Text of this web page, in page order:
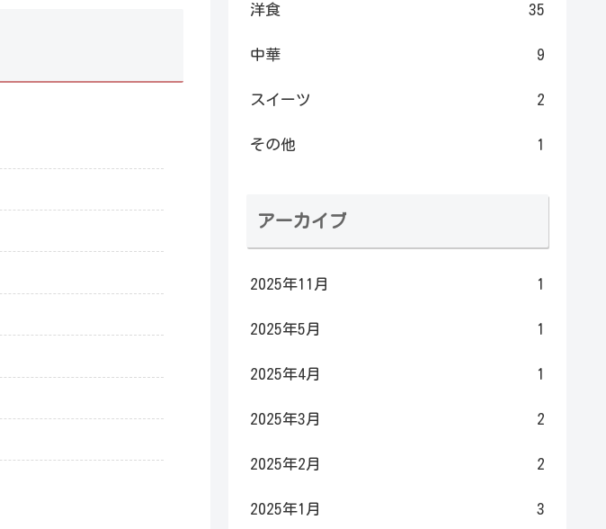
洋食 35
中華 9
スイーツ 2
その他 1
アーカイブ
2025年11月 1
2025年5月 1
2025年4月 1
2025年3月 2
2025年2月 2
2025年1月 3